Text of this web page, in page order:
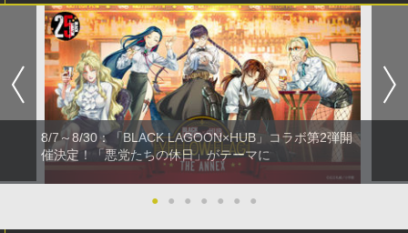
8/7～8/30：「BLACK LAGOON×HUB」コラボ第2弾開
催決定！「悪党たちの休日」がテーマに
● ● ● ● ● ● ●